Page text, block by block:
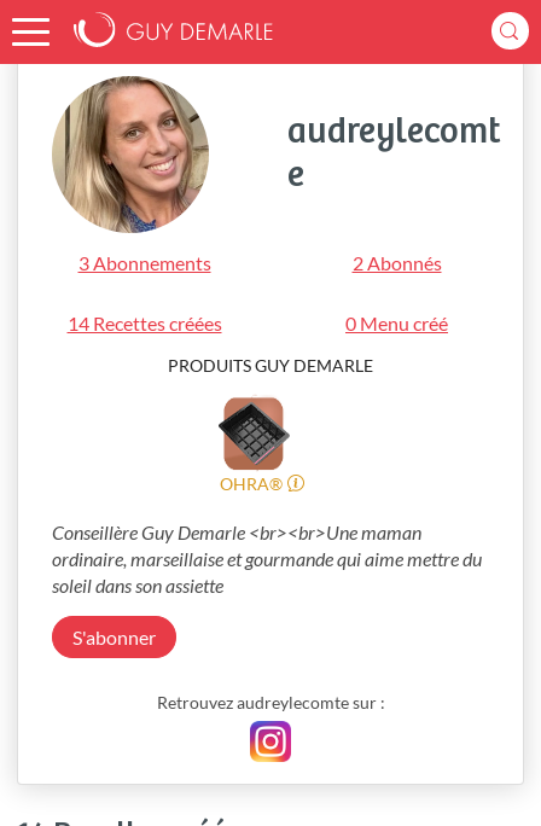
Accueil audreylecomte
audreylecomt
e
3 Abonnements 2 Abonnés
14 Recettes créées 0 Menu créé
PRODUITS GUY DEMARLE
OHRA®
Conseillère Guy Demarle <br><br>Une maman
ordinaire, marseillaise et gourmande qui aime mettre du
soleil dans son assiette
S'abonner
Retrouvez audreylecomte sur :